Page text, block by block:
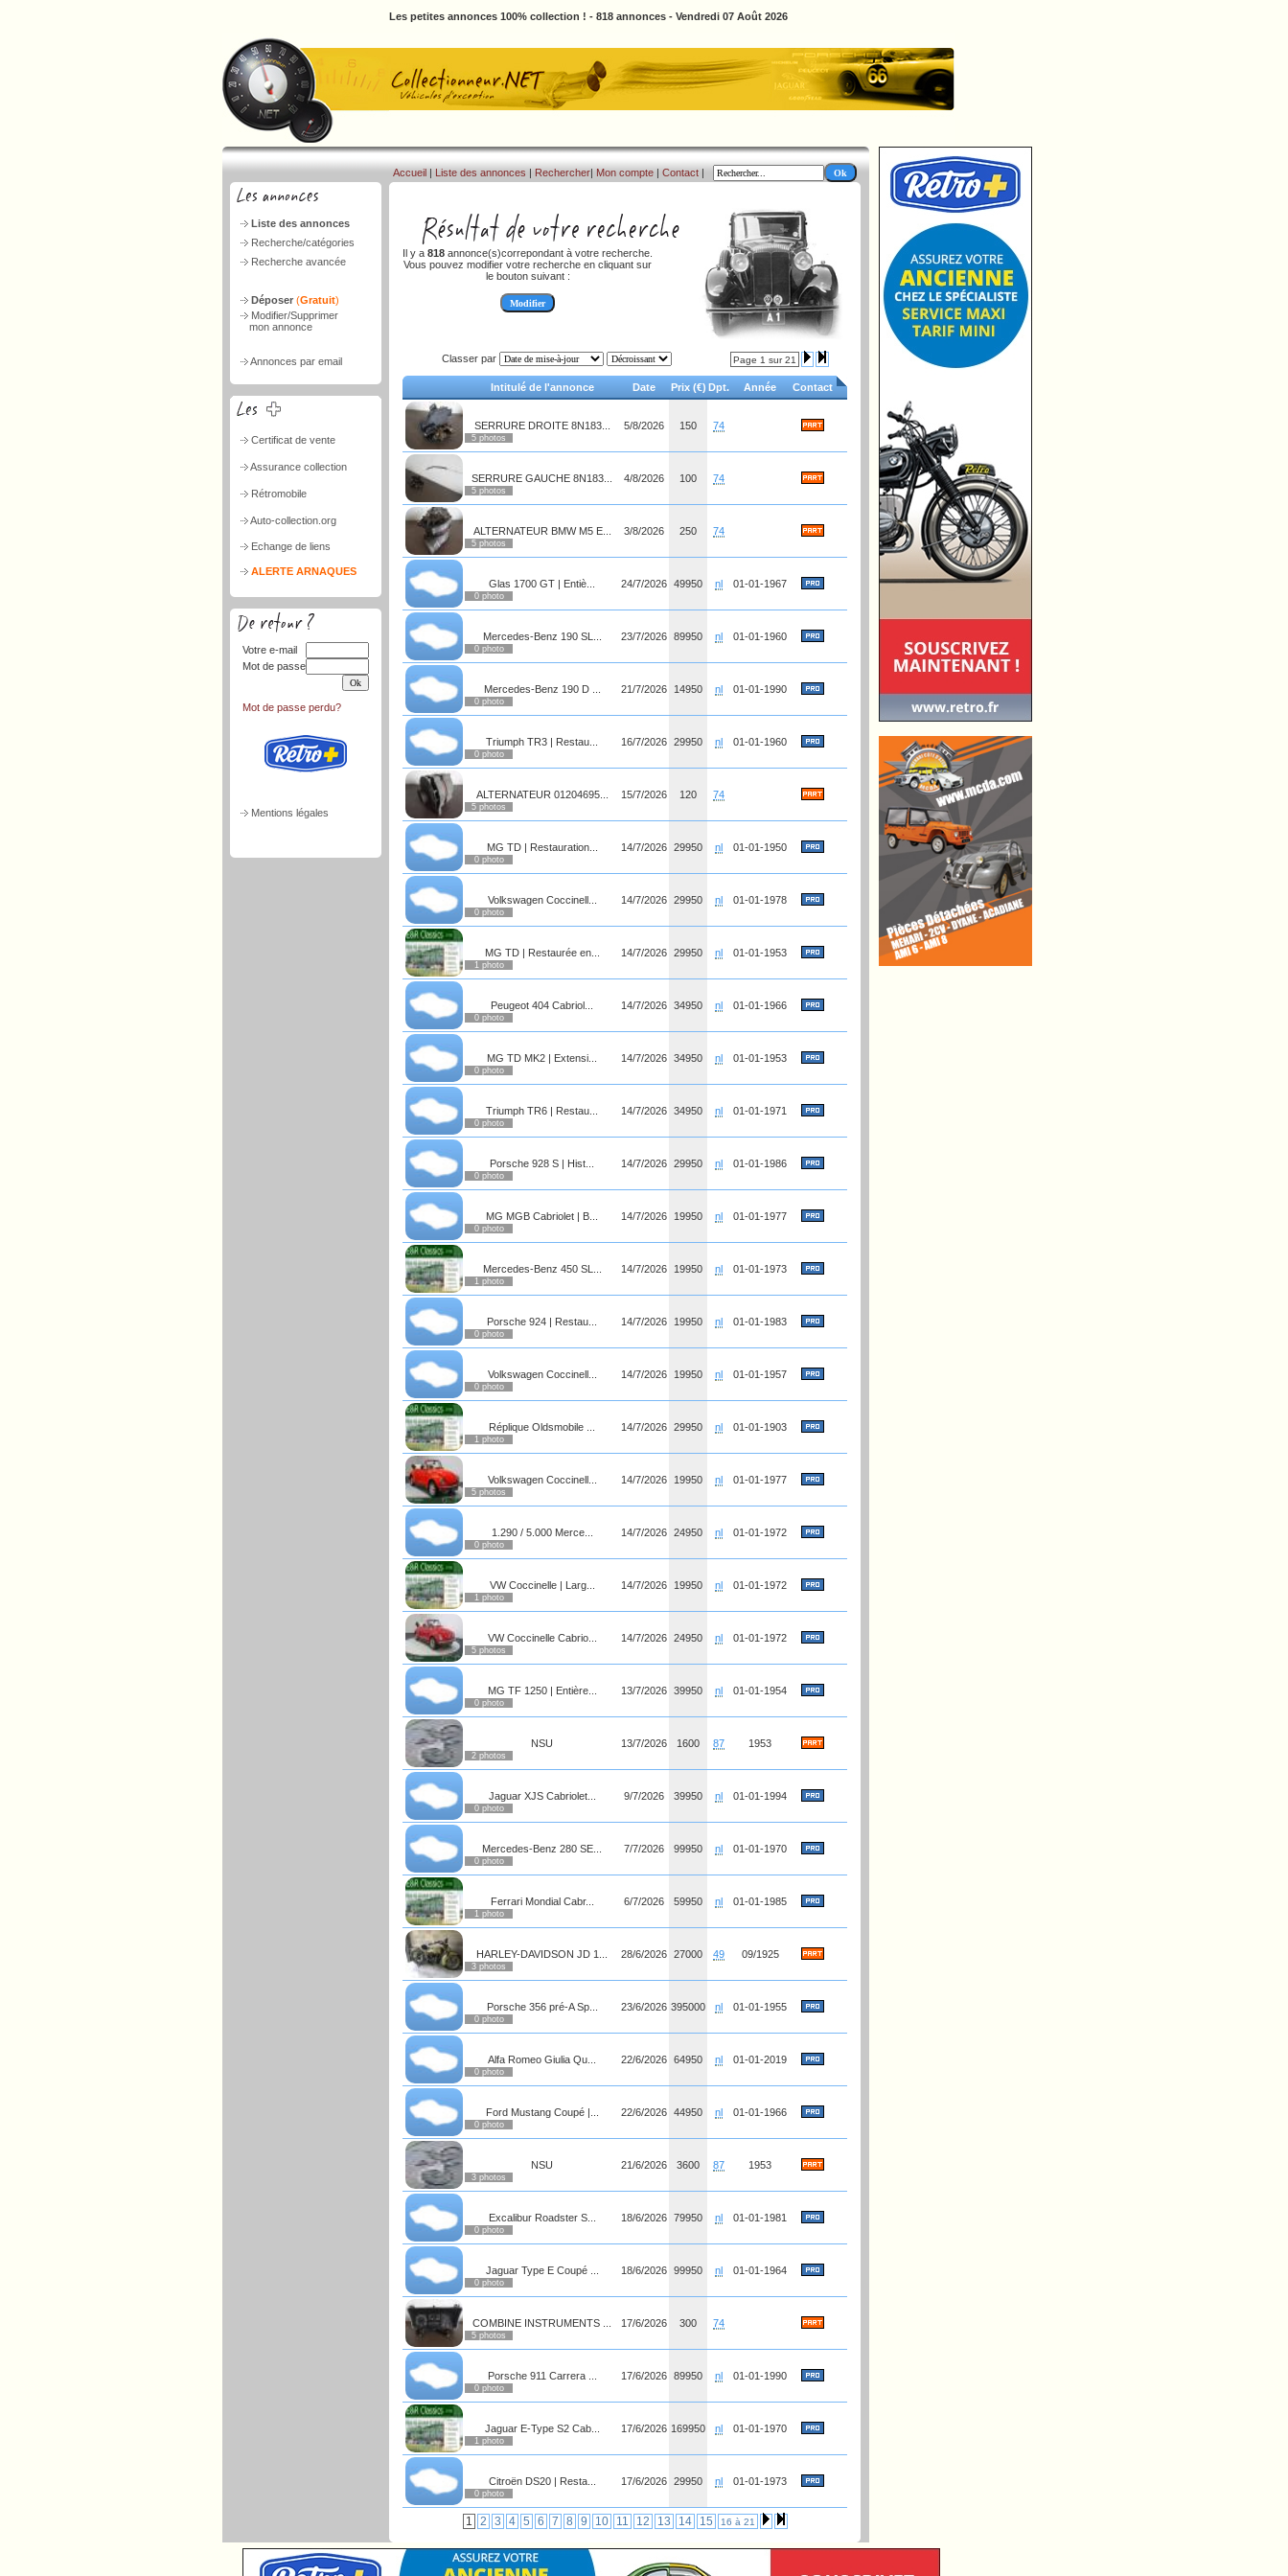
Les petites annonces 100% collection ! - 818 annonces - Vendredi 07 Août 2026
Liste des annonces
Recherche/catégories
Recherche avancée
Déposer (Gratuit)
Modifier/Supprimer
mon annonce
Annonces par email
Certificat de vente
Assurance collection
Rétromobile
Auto-collection.org
Echange de liens
ALERTE ARNAQUES
Votre e-mail
Mot de passe
Mot de passe perdu?
Mentions légales
Accueil | Liste des annonces | Rechercher| Mon compte | Contact |
Il y a 818 annonce(s)correpondant à votre recherche.
Vous pouvez modifier votre recherche en cliquant sur
le bouton suivant :
Classer par Page 1 sur 21
Intitulé de l'annonce Date Prix (€) Dpt. Année Contact
SERRURE DROITE 8N183...
5 photos
5/8/2026 150 74
SERRURE GAUCHE 8N183...
5 photos
4/8/2026 100 74
ALTERNATEUR BMW M5 E...
5 photos
3/8/2026 250 74
Glas 1700 GT | Entiè...
0 photo
24/7/2026 49950 nl 01-01-1967
Mercedes-Benz 190 SL...
0 photo
23/7/2026 89950 nl 01-01-1960
Mercedes-Benz 190 D ...
0 photo
21/7/2026 14950 nl 01-01-1990
Triumph TR3 | Restau...
0 photo
16/7/2026 29950 nl 01-01-1960
ALTERNATEUR 01204695...
5 photos
15/7/2026 120 74
MG TD | Restauration...
0 photo
14/7/2026 29950 nl 01-01-1950
Volkswagen Coccinell...
0 photo
14/7/2026 29950 nl 01-01-1978
MG TD | Restaurée en...
1 photo
14/7/2026 29950 nl 01-01-1953
Peugeot 404 Cabriol...
0 photo
14/7/2026 34950 nl 01-01-1966
MG TD MK2 | Extensi...
0 photo
14/7/2026 34950 nl 01-01-1953
Triumph TR6 | Restau...
0 photo
14/7/2026 34950 nl 01-01-1971
Porsche 928 S | Hist...
0 photo
14/7/2026 29950 nl 01-01-1986
MG MGB Cabriolet | B...
0 photo
14/7/2026 19950 nl 01-01-1977
Mercedes-Benz 450 SL...
1 photo
14/7/2026 19950 nl 01-01-1973
Porsche 924 | Restau...
0 photo
14/7/2026 19950 nl 01-01-1983
Volkswagen Coccinell...
0 photo
14/7/2026 19950 nl 01-01-1957
Réplique Oldsmobile ...
1 photo
14/7/2026 29950 nl 01-01-1903
Volkswagen Coccinell...
5 photos
14/7/2026 19950 nl 01-01-1977
1.290 / 5.000 Merce...
0 photo
14/7/2026 24950 nl 01-01-1972
VW Coccinelle | Larg...
1 photo
14/7/2026 19950 nl 01-01-1972
VW Coccinelle Cabrio...
5 photos
14/7/2026 24950 nl 01-01-1972
MG TF 1250 | Entière...
0 photo
13/7/2026 39950 nl 01-01-1954
NSU
2 photos
13/7/2026 1600 87 1953
Jaguar XJS Cabriolet...
0 photo
9/7/2026 39950 nl 01-01-1994
Mercedes-Benz 280 SE...
0 photo
7/7/2026 99950 nl 01-01-1970
Ferrari Mondial Cabr...
1 photo
6/7/2026 59950 nl 01-01-1985
HARLEY-DAVIDSON JD 1...
3 photos
28/6/2026 27000 49 09/1925
Porsche 356 pré-A Sp...
0 photo
23/6/2026 395000 nl 01-01-1955
Alfa Romeo Giulia Qu...
0 photo
22/6/2026 64950 nl 01-01-2019
Ford Mustang Coupé |...
0 photo
22/6/2026 44950 nl 01-01-1966
NSU
3 photos
21/6/2026 3600 87 1953
Excalibur Roadster S...
0 photo
18/6/2026 79950 nl 01-01-1981
Jaguar Type E Coupé ...
0 photo
18/6/2026 99950 nl 01-01-1964
COMBINE INSTRUMENTS ...
5 photos
17/6/2026 300 74
Porsche 911 Carrera ...
0 photo
17/6/2026 89950 nl 01-01-1990
Jaguar E-Type S2 Cab...
1 photo
17/6/2026 169950 nl 01-01-1970
Citroën DS20 | Resta...
0 photo
17/6/2026 29950 nl 01-01-1973
1 2 3 4 5 6 7 8 9 10 11 12 13 14 15 16 à 21